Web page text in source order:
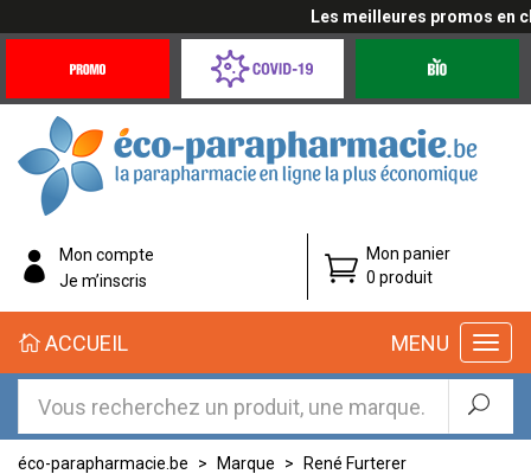
Les meilleures promos en
Offres
Coronavirus
éco-
parapharmacie.fr
éco-
parapharmacie.fr
Mon compte
Je m’inscris
Mon panier
0 produit
MENU
ACCUEIL
éco-parapharmacie.be Marque
René Furterer